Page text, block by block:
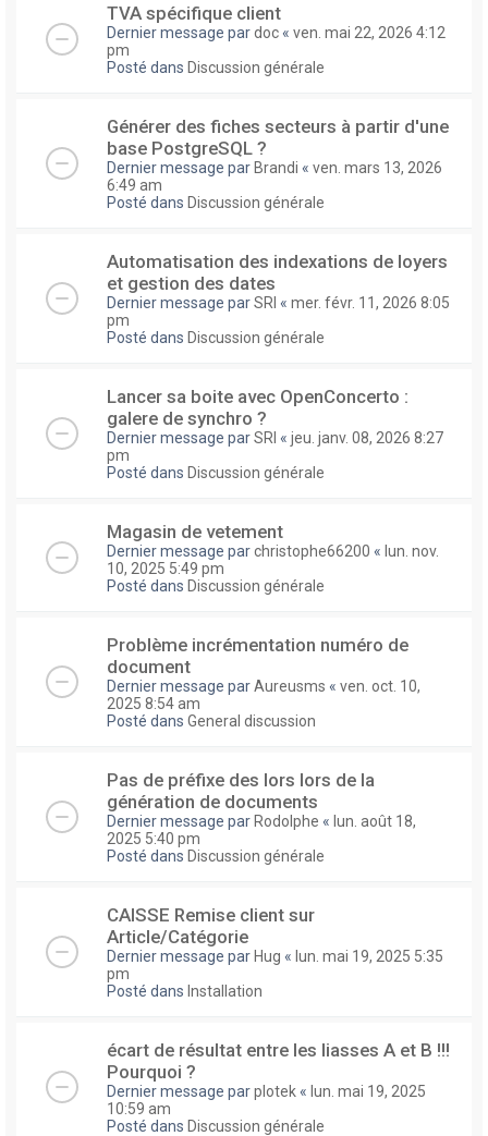
TVA spécifique client
Dernier message pardoc « ven. mai 22, 2026 4:12
pm
Posté dans Discussion générale
Générer des fiches secteurs à partir d'une
base PostgreSQL ?
Dernier message par Brandi « ven. mars 13, 2026
6:49 am
Posté dans Discussion générale
Automatisation des indexations de loyers
et gestion des dates
Dernier message parSRI « mer. févr. 11, 2026 8:05
pm
Posté dans Discussion générale
Lancer sa boite avec OpenConcerto :
galere de synchro ?
Dernier message parSRI « jeu. janv. 08, 2026 8:27
pm
Posté dans Discussion générale
Magasin de vetement
Dernier message parchristophe66200 « lun. nov.
10, 2025 5:49 pm
Posté dans Discussion générale
Problème incrémentation numéro de
document
Dernier message parAureusms « ven. oct. 10,
2025 8:54 am
Posté dans General discussion
Pas de préfixe des lors lors de la
génération de documents
Dernier message par Rodolphe « lun. août 18,
2025 5:40 pm
Posté dans Discussion générale
CAISSE Remise client sur
Article/Catégorie
Dernier message par Hug « lun. mai 19, 2025 5:35
pm
Posté dans Installation
écart de résultat entre les liasses A et B !!!
Pourquoi ?
Dernier message parplotek « lun. mai 19, 2025
10:59 am
Posté dans Discussion générale